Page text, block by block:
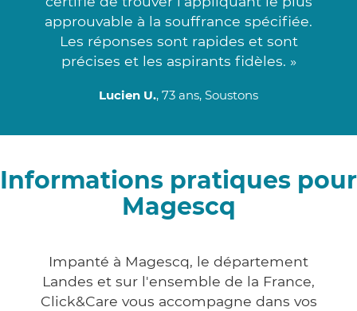
approuvable à la souffrance spécifiée.
Les réponses sont rapides et sont
précises et les aspirants fidèles. »
Lucien U., 73 ans, Soustons
Informations pratiques pour
Magescq
Impanté à Magescq, le département
Landes et sur l'ensemble de la France,
Click&Care vous accompagne dans vos